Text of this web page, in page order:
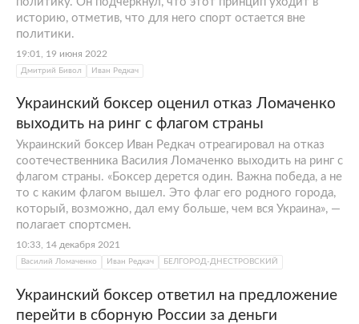
историю, отметив, что для него спорт остается вне
политики.
19:01, 19 июня 2022
Дмитрий Бивол Иван Редкач
Украинский боксер оценил отказ Ломаченко
выходить на ринг с флагом страны
Украинский боксер Иван Редкач отреагировал на отказ
соотечественника Василия Ломаченко выходить на ринг с
флагом страны. «Боксер дерется один. Важна победа, а не
то с каким флагом вышел. Это флаг его родного города,
который, возможно, дал ему больше, чем вся Украина», —
полагает спортсмен.
10:33, 14 декабря 2021
Василий Ломаченко Иван Редкач БЕЛГОРОД-ДНЕСТРОВСКИЙ
Украинский боксер ответил на предложение
перейти в сборную России за деньги